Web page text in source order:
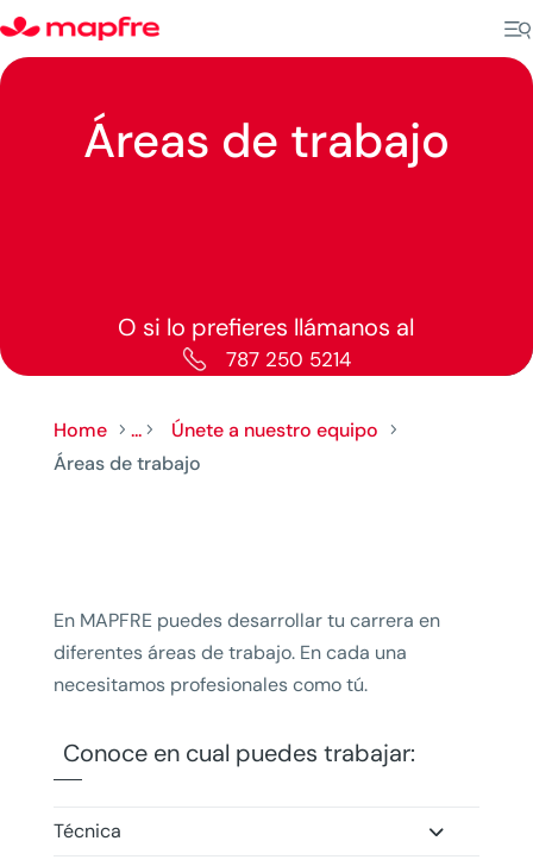
Áreas de trabajo
O si lo prefieres llámanos al
787 250 5214
Home 5 ... 5 Únete a nuestro equipo 5
Áreas de trabajo
En MAPFRE puedes desarrollar tu carrera en
diferentes áreas de trabajo. En cada una
necesitamos profesionales como tú.
Conoce en cual puedes trabajar:
Técnica